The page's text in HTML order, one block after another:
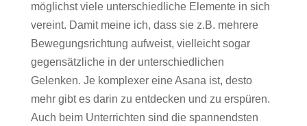
möglichst viele unterschiedliche Elemente in sich
vereint. Damit meine ich, dass sie z.B. mehrere
Bewegungsrichtung aufweist, vielleicht sogar
gegensätzliche in der unterschiedlichen
Gelenken. Je komplexer eine Asana ist, desto
mehr gibt es darin zu entdecken und zu erspüren.
Auch beim Unterrichten sind die spannendsten